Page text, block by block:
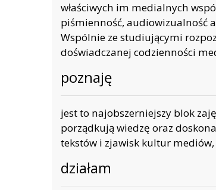
właściwych im medialnych
piśmienność, audiowizualność
Wspólnie ze studiującymi
doświadczanej codzienności
poznaję
jest to najobszerniejszy blok
porządkują wiedzę oraz
tekstów i zjawisk kultur
działam